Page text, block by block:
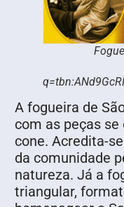
A fogueira de
com as peças
cone. Acredita-
da comunidade
natureza. Já a
triangular,